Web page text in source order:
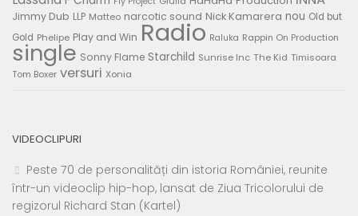
Jimmy Dub LLP Matteo narcotic sound Nick Kamarera nou Old but
Gold Phelipe Play and Win Radio Raluka Rappin On Production
single Sonny Flame Starchild Sunrise Inc The Kid Timisoara
Tom Boxer versuri Xonia
VIDEOCLIPURI
Peste 70 de personalități din istoria României, reunite
într-un videoclip hip-hop, lansat de Ziua Tricolorului de
regizorul Richard Stan (Kartel)